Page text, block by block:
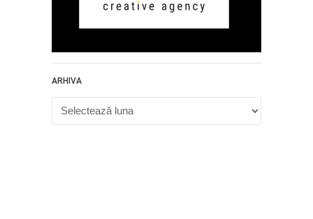
ARHIVA
Arhiva